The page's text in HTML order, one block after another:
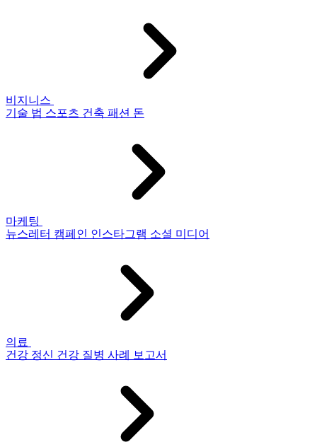
비지니스
기술 법 스포츠 건축 패션 돈
마케팅
뉴스레터 캠페인 인스타그램 소셜 미디어
의료
건강 정신 건강 질병 사례 보고서